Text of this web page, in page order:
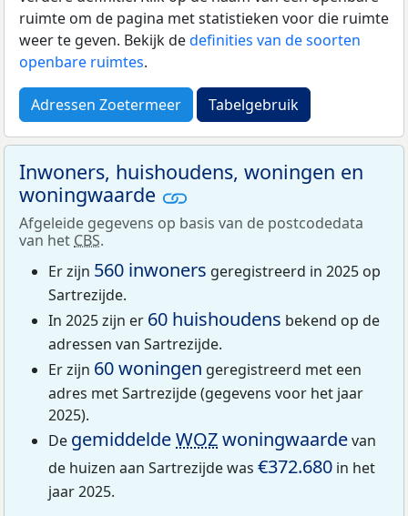
ruimte om de pagina met statistieken voor die ruimte
weer te geven. Bekijk dedefinities van de soorten
openbare ruimtes.
Adressen Zoetermeer Tabelgebruik
Inwoners, huishoudens, woningen en
woningwaarde
Afgeleide gegevens op basis van de postcodedata
van het CBS.
Er zijn 560 inwoners geregistreerd in 2025 op
Sartrezijde.
In 2025 zijn er 60 huishoudens bekend op de
adressen van Sartrezijde.
Er zijn 60 woningen geregistreerd met een
adres met Sartrezijde (gegevens voor het jaar
2025).
De gemiddeldeWOZwoningwaardevan
de huizen aan Sartrezijde was €372.680 in het
jaar 2025.